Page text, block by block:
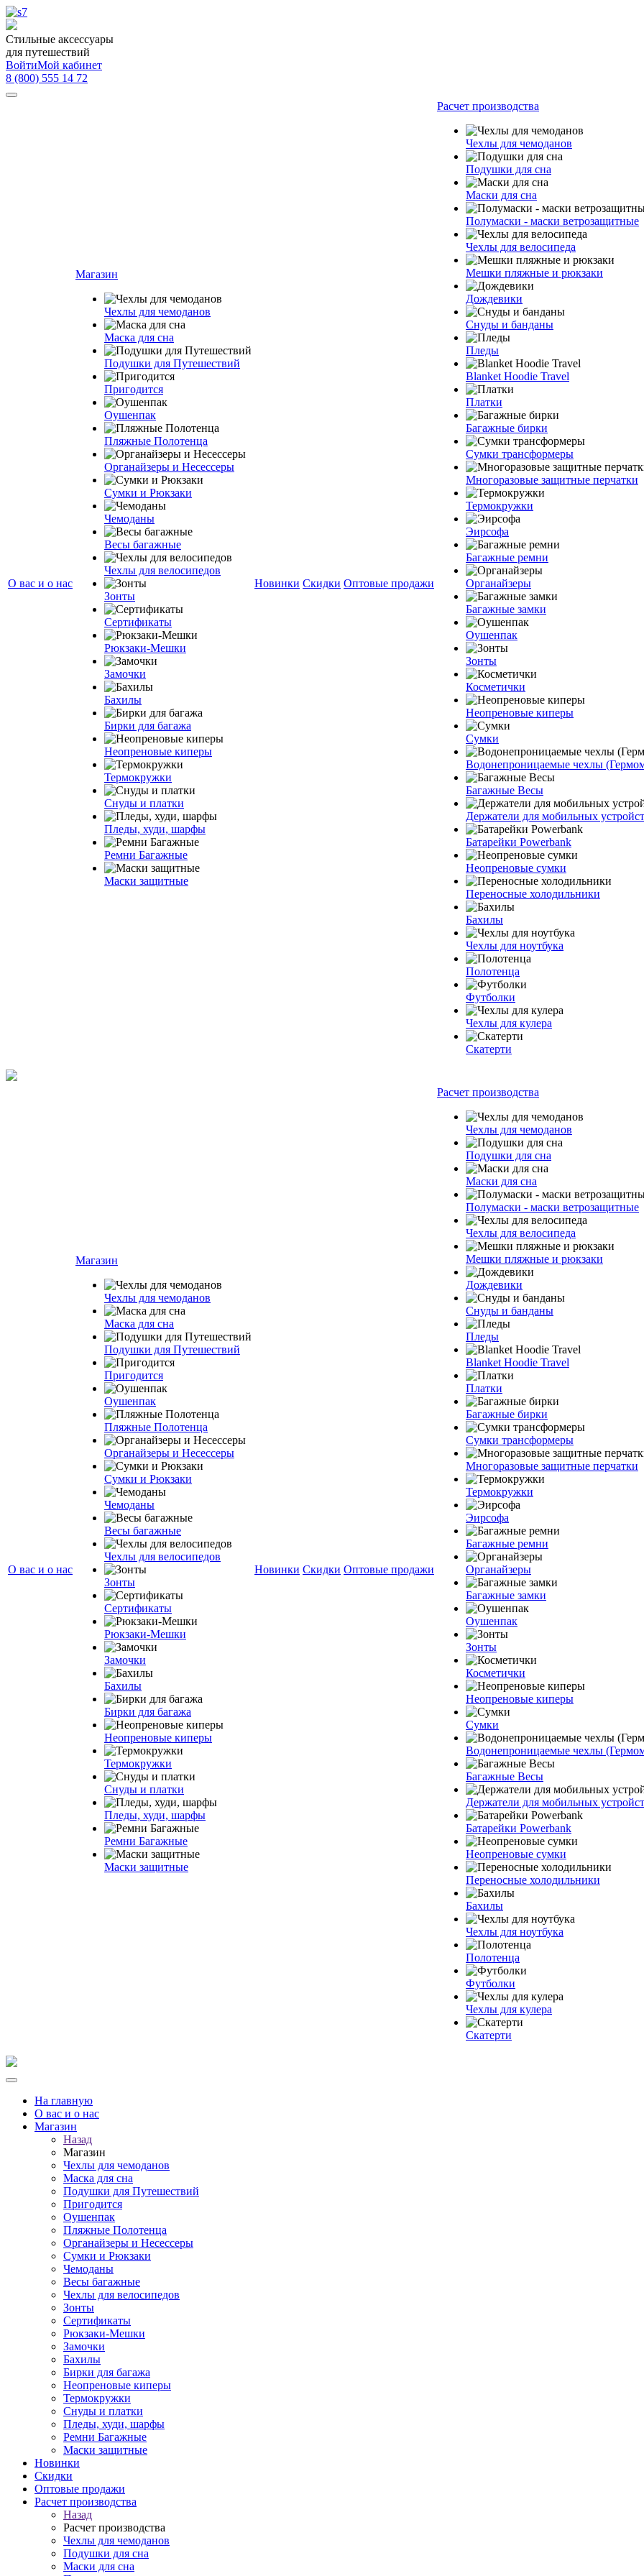
Стильные аксессуары
для путешествий
ВойтиМой кабинет
8 (800) 555 14 72
О вас и о нас
Магазин
Чехлы для чемоданов
Маска для сна
Подушки для Путешествий
Пригодится
Оушенпак
Пляжные Полотенца
Органайзеры и Несессеры
Сумки и Рюкзаки
Чемоданы
Весы багажные
Чехлы для велосипедов
Зонты
Сертификаты
Рюкзаки-Мешки
Замочки
Бахилы
Бирки для багажа
Неопреновые киперы
Термокружки
Снуды и платки
Пледы, худи, шарфы
Ремни Багажные
Маски защитные
Новинки Скидки Оптовые продажи
Расчет производства
Чехлы для чемоданов
Подушки для сна
Маски для сна
Полумаски - маски ветрозащитные
Чехлы для велосипеда
Мешки пляжные и рюкзаки
Дождевики
Снуды и банданы
Пледы
Blanket Hoodie Travel
Платки
Багажные бирки
Сумки трансформеры
Многоразовые защитные перчатки
Термокружки
Эирсофа
Багажные ремни
Органайзеры
Багажные замки
Оушенпак
Зонты
Косметички
Неопреновые киперы
Сумки
Водонепроницаемые чехлы
Багажные Весы
Держатели для мобильных
Батарейки Powerbank
Неопреновые сумки
Переносные холодильники
Бахилы
Чехлы для ноутбука
Полотенца
Футболки
Чехлы для кулера
Скатерти
О вас и о нас
Магазин
Чехлы для чемоданов
Маска для сна
Подушки для Путешествий
Пригодится
Оушенпак
Пляжные Полотенца
Органайзеры и Несессеры
Сумки и Рюкзаки
Чемоданы
Весы багажные
Чехлы для велосипедов
Зонты
Сертификаты
Рюкзаки-Мешки
Замочки
Бахилы
Бирки для багажа
Неопреновые киперы
Термокружки
Снуды и платки
Пледы, худи, шарфы
Ремни Багажные
Маски защитные
Новинки Скидки Оптовые продажи
Расчет производства
Чехлы для чемоданов
Подушки для сна
Маски для сна
Полумаски - маски ветрозащитные
Чехлы для велосипеда
Мешки пляжные и рюкзаки
Дождевики
Снуды и банданы
Пледы
Blanket Hoodie Travel
Платки
Багажные бирки
Сумки трансформеры
Многоразовые защитные перчатки
Термокружки
Эирсофа
Багажные ремни
Органайзеры
Багажные замки
Оушенпак
Зонты
Косметички
Неопреновые киперы
Сумки
Водонепроницаемые чехлы
Багажные Весы
Держатели для мобильных
Батарейки Powerbank
Неопреновые сумки
Переносные холодильники
Бахилы
Чехлы для ноутбука
Полотенца
Футболки
Чехлы для кулера
Скатерти
На главную
О вас и о нас
Магазин
Назад
Магазин
Чехлы для чемоданов
Маска для сна
Подушки для Путешествий
Пригодится
Оушенпак
Пляжные Полотенца
Органайзеры и Несессеры
Сумки и Рюкзаки
Чемоданы
Весы багажные
Чехлы для велосипедов
Зонты
Сертификаты
Рюкзаки-Мешки
Замочки
Бахилы
Бирки для багажа
Неопреновые киперы
Термокружки
Снуды и платки
Пледы, худи, шарфы
Ремни Багажные
Маски защитные
Новинки
Скидки
Оптовые продажи
Расчет производства
Назад
Расчет производства
Чехлы для чемоданов
Подушки для сна
Маски для сна